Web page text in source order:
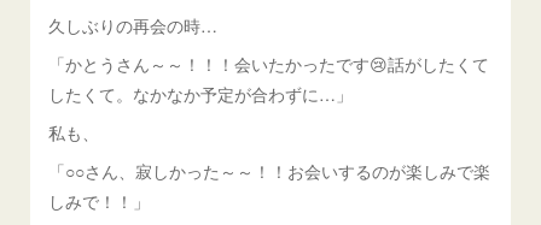
久しぶりの再会の時…
「かとうさん～～！！！会いたかったです😢話がしたくて
したくて。なかなか予定が合わずに…」
私も、
「○○さん、寂しかった～～！！お会いするのが楽しみで楽
しみで！！」